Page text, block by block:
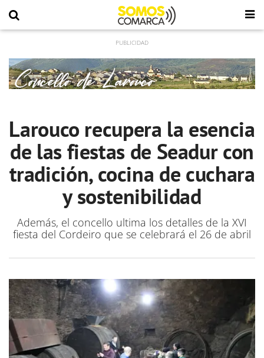
Larouco recupera la esencia
de las fiestas de Seadur con
tradición, cocina de cuchara
y sostenibilidad
Además, el concello ultima los detalles de la XVI
fiesta del Cordeiro que se celebrará el 26 de abril